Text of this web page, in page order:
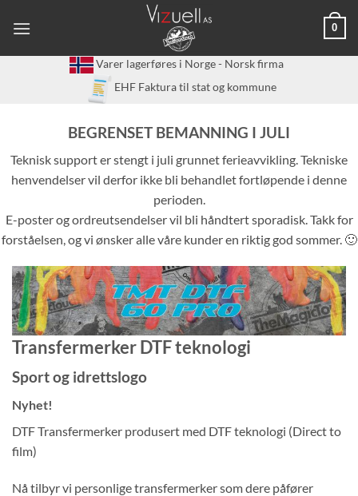
0
Varer lagerføres i Norge - Norsk firma
EHF Faktura til stat og kommune
BEGRENSET BEMANNING I JULI
Teknisk support er stengt i juli grunnet ferieavvikling. Tekniske
henvendelser vil derfor ikke bli behandlet fortløpende i denne
perioden.
E-poster og ordreutsendelser vil bli håndtert sporadisk. Takk for
forståelsen, og vi ønsker alle våre kunder en riktig god sommer. 🙂
Transfermerker DTF teknologi
Sport og idrettslogo
Nyhet!
DTF Transfermerker produsert med DTF teknologi (Direct to
film)
Nå tilbyr vi personlige transfermerker som dere påfører